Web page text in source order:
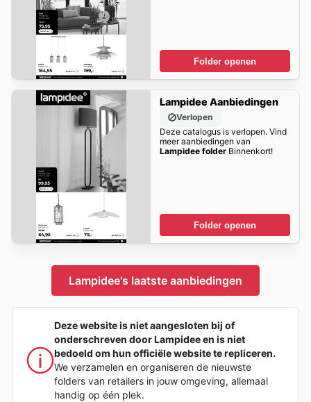
Folder openen
Lampidee Aanbiedingen
Verlopen
Deze catalogus is verlopen. Vind
meer aanbiedingen van
Lampidee folderBinnenkort!
Folder openen
Lampidee's laatste aanbiedingen
Deze website is niet aangesloten bij of
onderschreven door Lampidee en is niet
bedoeld om hun officiële website te repliceren.
We verzamelen en organiseren de nieuwste
folders van retailers in jouw omgeving, allemaal
handig op één plek.